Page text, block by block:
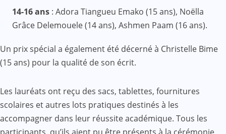
14-16 ans : Adora Tiangueu Emako (15 ans), Noëlla
Grâce Delemouele (14 ans), Ashmen Paam (16 ans).
Un prix spécial a également été décerné à Christelle Bime
(15 ans) pour la qualité de son écrit.
Les lauréats ont reçu des sacs, tablettes, fournitures
scolaires et autres lots pratiques destinés à les
accompagner dans leur réussite académique. Tous les